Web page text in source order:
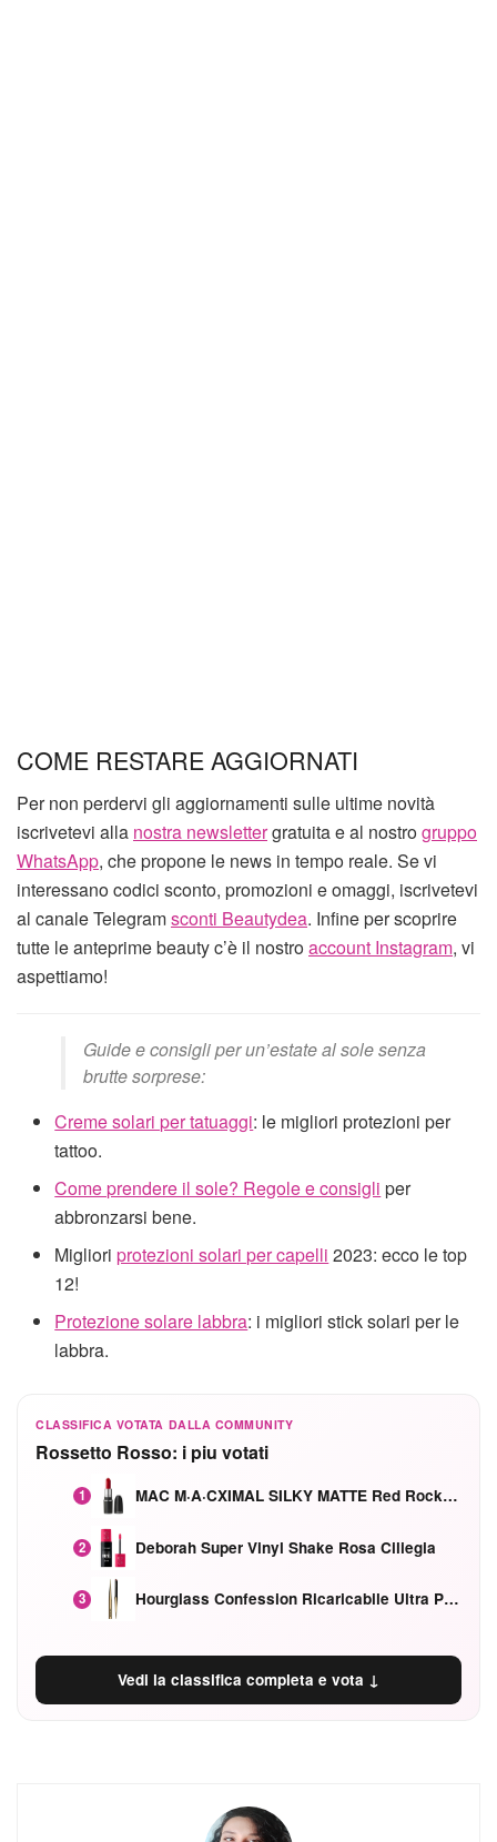
COME RESTARE AGGIORNATI
Per non perdervi gli aggiornamenti sulle ultime novità
iscrivetevi alla nostra newslettergratuita e al nostrogruppo
WhatsApp, che propone le news in tempo reale. Se vi
interessano codici sconto, promozioni e omaggi, iscrivetevi
al canale Telegramsconti Beautydea. Infine per scoprire
tutte le anteprime beauty c’è il nostroaccount Instagram, vi
aspettiamo!
Guide e consigli per un’estate al sole senza
brutte sorprese:
Creme solari per tatuaggi: le migliori protezioni per
tattoo.
Come prendere il sole? Regole e consigli per
abbronzarsi bene.
Miglioriprotezioni solari per capelli 2023: ecco le top
12!
Protezione solare labbra: i migliori stick solari per le
labbra.
CLASSIFICA VOTATA DALLA COMMUNITY
Rossetto Rosso: i piu votati
1 MAC M·A·CXIMAL SILKY MATTE Red Rock mat
2 Deborah Super Vinyl Shake Rosa Ciliegia
3 Hourglass Confession Ricaricabile Ultra Preciso Ad Alta Intensità Secretly Classic Red
Vedi la classifica completa e vota ↓